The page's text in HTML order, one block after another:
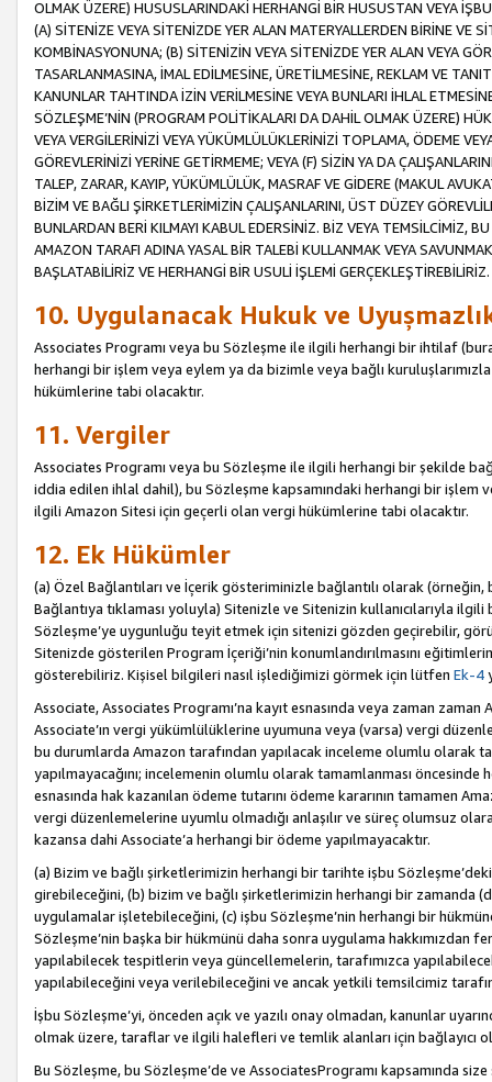
OLMAK ÜZERE) HUSUSLARINDAKİ HERHANGİ BİR HUSUSTAN VEYA
(A) SİTENİZE VEYA SİTENİZDE YER ALAN MATERYALLERDEN BİRİNE VE
KOMBİNASYONUNA; (B) SİTENİZİN VEYA SİTENİZDE YER ALAN VEYA
TASARLANMASINA, İMAL EDİLMESİNE, ÜRETİLMESİNE, REKLAM VE
KANUNLAR TAHTINDA İZİN VERİLMESİNE VEYA BUNLARI İHLAL
SÖZLEŞME’NİN (PROGRAM POLİTİKALARI DA DAHİL OLMAK ÜZERE)
VEYA VERGİLERİNİZİ VEYA YÜKÜMLÜLÜKLERİNİZİ TOPLAMA, ÖDEME
GÖREVLERİNİZİ YERİNE GETİRMEME; VEYA (F) SİZİN YA DA
TALEP, ZARAR, KAYIP, YÜKÜMLÜLÜK, MASRAF VE GİDERE (MAKUL
BİZİM VE BAĞLI ŞİRKETLERİMİZİN ÇALIŞANLARINI, ÜST DÜZEY
BUNLARDAN BERİ KILMAYI KABUL EDERSİNİZ. BİZ VEYA TEMSİLCİMİZ,
AMAZON TARAFI ADINA YASAL BİR TALEBİ KULLANMAK VEYA
BAŞLATABİLİRİZ VE HERHANGİ BİR USULİ İŞLEMİ GERÇEKLEŞTİREBİLİRİZ.
10. Uygulanacak Hukuk ve
Associates Programı veya bu Sözleşme ile ilgili herhangi bir ihtilaf
herhangi bir işlem veya eylem ya da bizimle veya bağlı
hükümlerine tabi olacaktır.
11. Vergiler
Associates Programı veya bu Sözleşme ile ilgili herhangi bir şekilde
iddia edilen ihlal dahil), bu Sözleşme kapsamındaki herhangi bir işlem
ilgili Amazon Sitesi için geçerli olan vergi hükümlerine tabi olacaktır.
12. Ek Hükümler
(a) Özel Bağlantıları ve İçerik gösteriminizle bağlantılı olarak
Bağlantıya tıklaması yoluyla) Sitenizle ve Sitenizin kullanıcılarıyla
Sözleşme’ye uygunluğu teyit etmek için sitenizi gözden geçirebilir,
Sitenizde gösterilen Program İçeriği’nin konumlandırılmasını
gösterebiliriz. Kişisel bilgileri nasıl işlediğimizi görmek için lütfen Ek-4
Associate, Associates Programı’na kayıt esnasında veya zaman
Associate’ın vergi yükümlülüklerine uyumuna veya (varsa) vergi
bu durumlarda Amazon tarafından yapılacak inceleme olumlu olarak
yapılmayacağını; incelemenin olumlu olarak tamamlanması
esnasında hak kazanılan ödeme tutarını ödeme kararının tamamen
vergi düzenlemelerine uyumlu olmadığı anlaşılır ve süreç olumsuz
kazansa dahi Associate’a herhangi bir ödeme yapılmayacaktır.
(a) Bizim ve bağlı şirketlerimizin herhangi bir tarihte işbu
girebileceğini, (b) bizim ve bağlı şirketlerimizin herhangi bir zamanda
uygulamalar işletebileceğini, (c) işbu Sözleşme’nin herhangi bir
Sözleşme’nin başka bir hükmünü daha sonra uygulama hakkımızdan
yapılabilecek tespitlerin veya güncellemelerin, tarafımızca
yapılabileceğini veya verilebileceğini ve ancak yetkili temsilcimiz
İşbu Sözleşme’yi, önceden açık ve yazılı onay olmadan, kanunlar
olmak üzere, taraflar ve ilgili halefleri ve temlik alanları için bağlayıcı
Bu Sözleşme, bu Sözleşme’de ve AssociatesProgramı kapsamında